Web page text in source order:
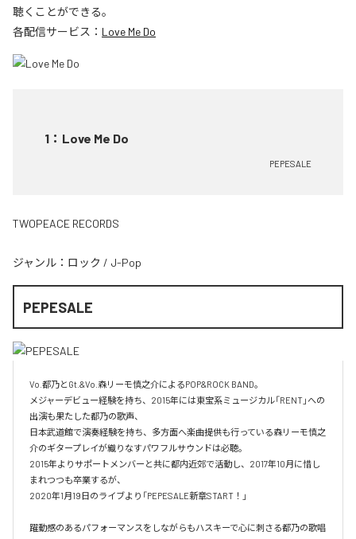
聴くことができる。
各配信サービス： Love Me Do
1 ： Love Me Do
PEPESALE
TWOPEACE RECORDS
ジャンル： ロック / J-Pop
PEPESALE
Vo.都乃とGt.&Vo.森リーモ慎之介によるPOP&ROCK BAND。
メジャーデビュー経験を持ち、2015年には東宝系ミュージカル「RENT」への
出演も果たした都乃の歌声、
日本武道館で演奏経験を持ち、多方面へ楽曲提供も行っている森リーモ慎之
介のギタープレイが織りなすパワフルサウンドは必聴。
2015年よりサポートメンバーと共に都内近郊で活動し、2017年10月に惜し
まれつつも卒業するが、
2020年1月19日のライブより「PEPESALE新章START！」
躍動感のあるパフォーマンスをしながらもハスキーで心に刺さる都乃の歌唱